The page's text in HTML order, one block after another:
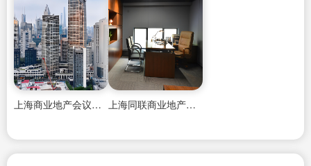
上海商业地产会议酒店收费 上海同联商业地产要求高吗